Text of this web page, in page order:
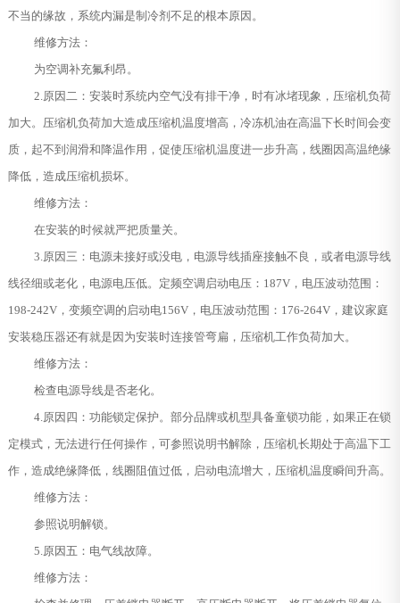
不当的缘故，系统内漏是制冷剂不足的根本原因。
维修方法：
为空调补充氟利昂。
2.原因二：安装时系统内空气没有排干净，时有冰堵现象，压缩机负荷
加大。压缩机负荷加大造成压缩机温度增高，冷冻机油在高温下长时间会变
质，起不到润滑和降温作用，促使压缩机温度进一步升高，线圈因高温绝缘
降低，造成压缩机损坏。
维修方法：
在安装的时候就严把质量关。
3.原因三：电源未接好或没电，电源导线插座接触不良，或者电源导线
线径细或老化，电源电压低。定频空调启动电压：187V，电压波动范围：
198-242V，变频空调的启动电156V，电压波动范围：176-264V，建议家庭
安装稳压器还有就是因为安装时连接管弯扁，压缩机工作负荷加大。
维修方法：
检查电源导线是否老化。
4.原因四：功能锁定保护。部分品牌或机型具备童锁功能，如果正在锁
定模式，无法进行任何操作，可参照说明书解除，压缩机长期处于高温下工
作，造成绝缘降低，线圈阻值过低，启动电流增大，压缩机温度瞬间升高。
维修方法：
参照说明解锁。
5.原因五：电气线故障。
维修方法：